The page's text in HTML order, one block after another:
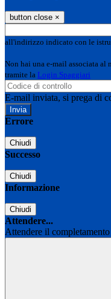
button close ×
all'indirizzo indicato con le
Non hai una e-mail associata al
tramite la Login Spaggiari
E-mail inviata, si prega di
Errore
Chiudi
Successo
Chiudi
Informazione
Chiudi
Attendere...
Attendere il